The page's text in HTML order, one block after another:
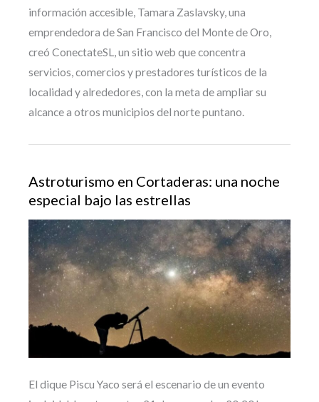
información accesible, Tamara Zaslavsky, una
emprendedora de San Francisco del Monte de Oro,
creó ConectateSL, un sitio web que concentra
servicios, comercios y prestadores turísticos de la
localidad y alrededores, con la meta de ampliar su
alcance a otros municipios del norte puntano.
Astroturismo en Cortaderas: una noche
especial bajo las estrellas
El dique Piscu Yaco será el escenario de un evento